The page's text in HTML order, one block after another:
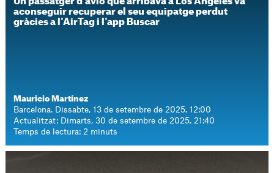
aconseguir recuperar el seu equipatge perdut
gràcies a l'AirTag i l'app Buscar
Mauricio Martínez
Barcelona. Dissabte, 13 de setembre de 2025. 12:00
Actualitzat: Dimarts, 30 de setembre de 2025. 21:40
Temps de lectura: 2 minuts